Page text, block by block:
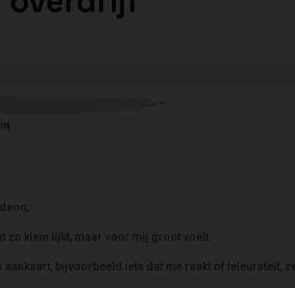
zo klein lijkt, maar voor mij groot voelt.
aankaart, bijvoorbeeld iets dat me raakt of teleurstelt,